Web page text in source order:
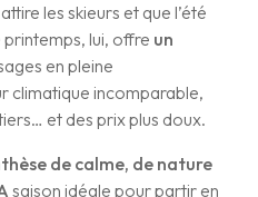
les skieurs et que l’été
lui, offre un
en pleine
climatique incomparable,
et des prix plus doux.
de calme, de nature
saison idéale pour partir en